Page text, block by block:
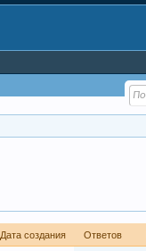
Дата создания Ответов